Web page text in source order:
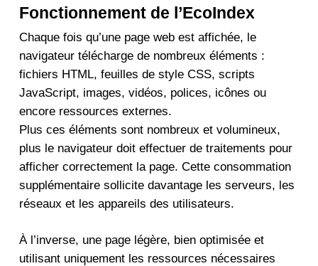
Fonctionnement de l’EcoIndex
Chaque fois qu’une page web est affichée, le
navigateur télécharge de nombreux éléments :
fichiers HTML, feuilles de style CSS, scripts
JavaScript, images, vidéos, polices, icônes ou
encore ressources externes.
Plus ces éléments sont nombreux et volumineux,
plus le navigateur doit effectuer de traitements pour
afficher correctement la page. Cette consommation
supplémentaire sollicite davantage les serveurs, les
réseaux et les appareils des utilisateurs.
À l’inverse, une page légère, bien optimisée et
utilisant uniquement les ressources nécessaires